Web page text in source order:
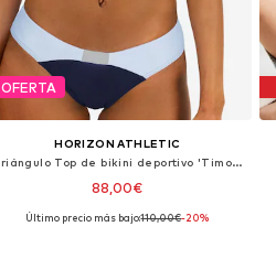
OFERTA
HORIZON ATHLETIC
Triángulo Top de bikini deportivo 'Timor Bikini Top Luna'
88,00€
Tallas disponibles: 90, 95, 105, 125
Último precio más bajo:110,00€-20%